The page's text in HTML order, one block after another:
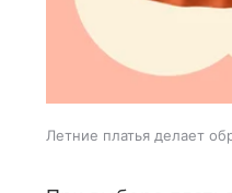
Летние платья делает